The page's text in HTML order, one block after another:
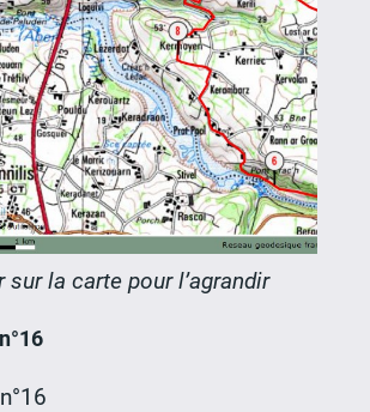
sur la carte pour l’agrandir